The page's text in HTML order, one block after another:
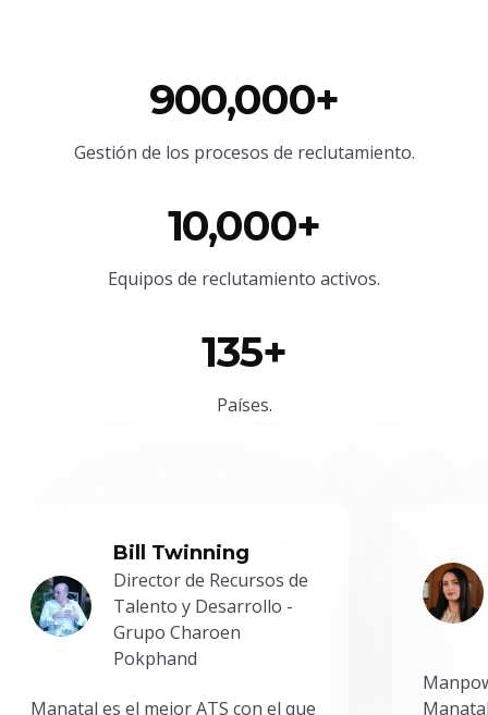
900,000+
Gestión de los procesos de reclutamiento.
10,000+
Equipos de reclutamiento activos.
135+
Países.
Bill Twinning
Director de Recursos de
Talento y Desarrollo -
Grupo Charoen
Pokphand
Manatal es el mejor ATS con el que